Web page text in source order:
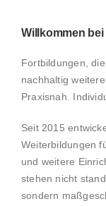
Willkommen
Fortbildungen,
nachhaltig
Praxisnah.
Seit 2015
Weiterbildungen
und weitere
stehen nicht
sondern